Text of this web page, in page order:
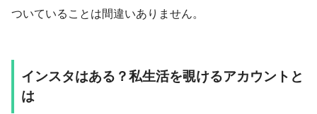
ついていることは間違いありません。
インスタはある？私生活を覗けるアカウントと
は